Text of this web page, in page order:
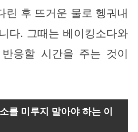
린 후 뜨거운 물로 헹궈내
다. 그때는 베이킹소다와
응할 시간을 주는 것이
를 미루지 말아야 하는 이